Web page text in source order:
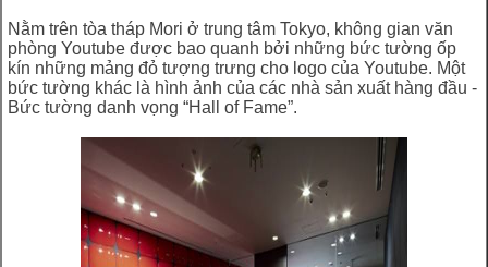
Nằm trên tòa tháp Mori ở trung tâm Tokyo, không gian văn
phòng Youtube được bao quanh bởi những bức tường ốp
kín những mảng đỏ tượng trưng cho logo của Youtube. Một
bức tường khác là hình ảnh của các nhà sản xuất hàng đầu -
Bức tường danh vọng “Hall of Fame”.